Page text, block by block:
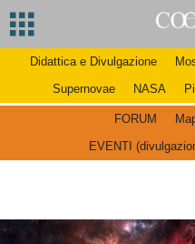
Didattica e Divulgazione
Supernovae
NASA
FORUM
EVENTI